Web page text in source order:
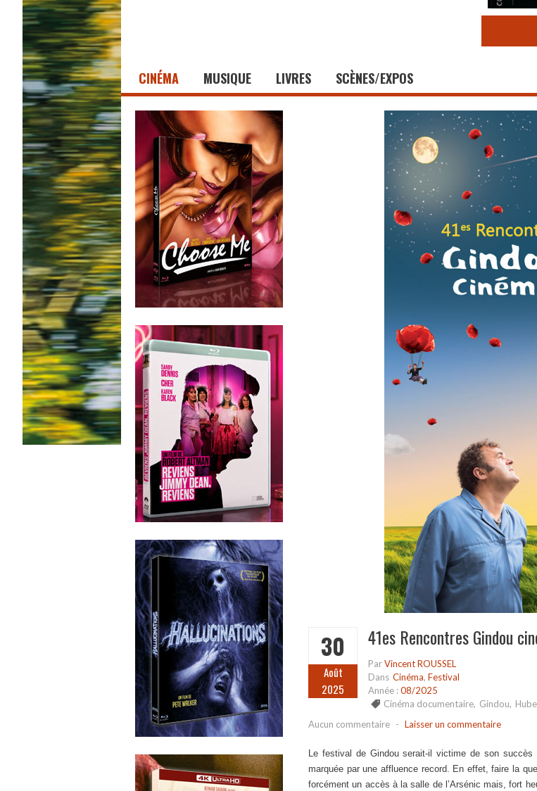
CINÉMA MUSIQUE LIVRES SCÈNES/EXPOS
30
Août
2025
41es Rencontres Gindou
ParVincent ROUSSEL
Dans Cinéma, Festival
Année :08/2025
Cinéma documentaire, Gindou,
Aucun commentaire - Laisser un commentaire
Le festival de Gindou serait-il victime de son
marquée par une affluence record. En effet, faire la
forcément un accès à la salle de l’Arsénic mais, fort